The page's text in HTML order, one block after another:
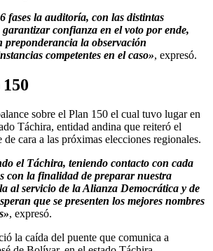
fases la auditoría, con las distintas
confianza en el voto por ende,
preponderancia la observación
competentes en el caso», expresó.
sobre el Plan 150 el cual tuvo lugar en
Táchira, entidad andina que reiteró el
cara a las próximas elecciones regionales.
el Táchira, teniendo contacto con cada
con la finalidad de preparar nuestra
al servicio de la Alianza Democrática y de
que se presenten los mejores nombres
, expresó.
la caída del puente que comunica a